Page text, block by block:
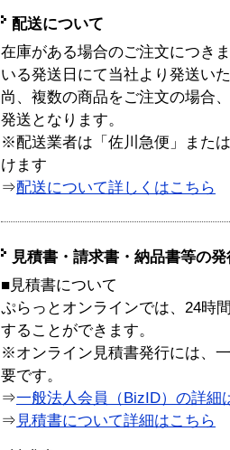
配送について
在庫がある場合のご注文につき
いる発送日にて当社より発送い
尚、複数の商品をご注文の場合
発送となります。
※配送業者は「佐川急便」また
けます
⇒配送について詳しくはこちら
見積書・請求書・納品書等の
■見積書について
ぷらっとオンラインでは、24時
することができます。
※オンライン見積書発行には、
要です。
⇒一般法人会員（BizID）の詳細
⇒ 見積書について詳細はこちら